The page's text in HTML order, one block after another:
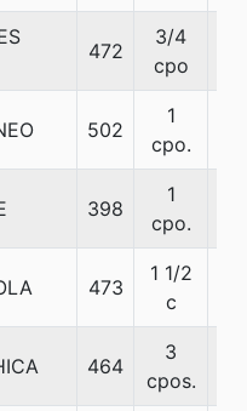
472
3/4
cpo
502
1
cpo.
398
1
cpo.
473
1 1/2
c
464
3
cpos.